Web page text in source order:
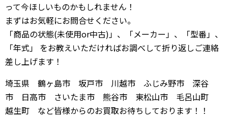
って今ほしいものかもしれません！
まずはお気軽にお問合せください。
「商品の状態(未使用or中古)」、「メーカー」、「型番」、
「年式」 をお教えいただければお調べして折り返しご連絡
差し上げます！
埼玉県 鶴ヶ島市 坂戸市 川越市 ふじみ野市 深谷
市 日高市 さいたま市 熊谷市 東松山市 毛呂山町
越生町 など皆様からのお買取お待ちしております！！